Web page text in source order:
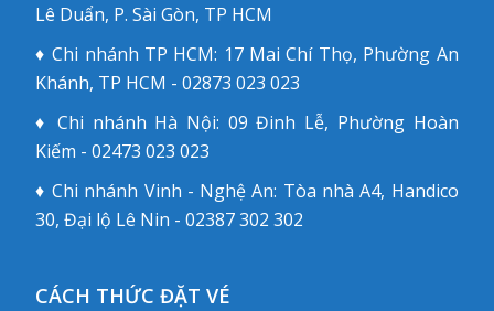
Lê Duẩn, P. Sài Gòn, TP HCM
♦ Chi nhánh TP HCM: 17 Mai Chí Thọ, Phường An
Khánh, TP HCM - 02873 023 023
♦ Chi nhánh Hà Nội: 09 Đinh Lễ, Phường Hoàn
Kiếm - 02473 023 023
♦ Chi nhánh Vinh - Nghệ An: Tòa nhà A4, Handico
30, Đại lộ Lê Nin - 02387 302 302
CÁCH THỨC ĐẶT VÉ